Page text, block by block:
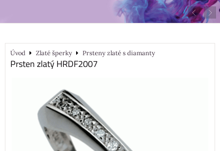
Úvod Zlaté šperky Prsteny zlaté s diamanty
Prsten zlatý HRDF2007